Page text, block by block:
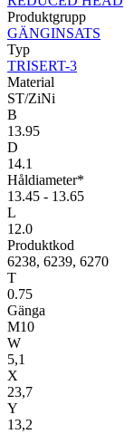
Produktgrupp
GÄNGINSATS
Typ
TRISERT-3
Material
ST/ZiNi
B
13.95
D
14.1
Håldiameter*
13.45 - 13.65
L
12.0
Produktkod
6238, 6239, 6270
T
0.75
Gänga
M10
W
5,1
X
23,7
Y
13,2